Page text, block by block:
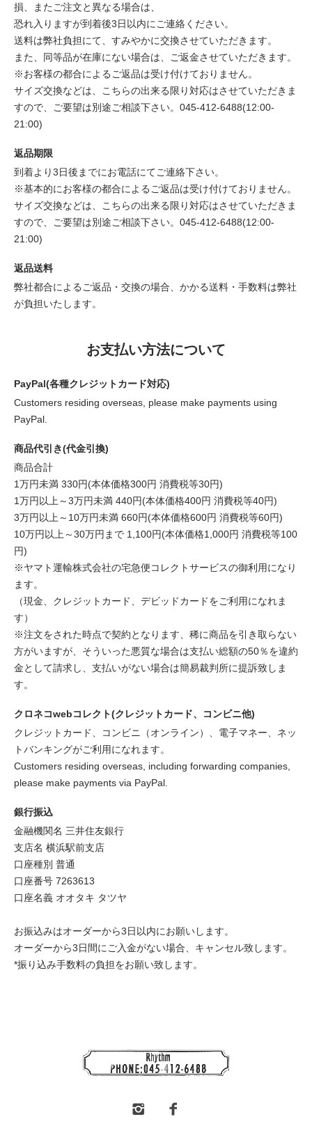
損、またご注文と異なる場合は、
恐れ入りますが到着後3日以内にご連絡ください。
送料は弊社負担にて、すみやかに交換させていただきます。
また、同等品が在庫にない場合は、ご返金させていただきます。
※お客様の都合によるご返品は受け付けておりません。
サイズ交換などは、こちらの出来る限り対応はさせていただきま
すので、ご要望は別途ご相談下さい。045-412-6488(12:00-
21:00)
返品期限
到着より3日後までにお電話にてご連絡下さい。
※基本的にお客様の都合によるご返品は受け付けておりません。
サイズ交換などは、こちらの出来る限り対応はさせていただきま
すので、ご要望は別途ご相談下さい。045-412-6488(12:00-
21:00)
返品送料
弊社都合によるご返品・交換の場合、かかる送料・手数料は弊社
が負担いたします。
お支払い方法について
PayPal(各種クレジットカード対応)
Customers residing overseas, please make payments using
PayPal.
商品代引き(代金引換)
商品合計
1万円未満 330円(本体価格300円 消費税等30円)
1万円以上～3万円未満 440円(本体価格400円 消費税等40円)
3万円以上～10万円未満 660円(本体価格600円 消費税等60円)
10万円以上～30万円まで 1,100円(本体価格1,000円 消費税等100
円)
※ヤマト運輸株式会社の宅急便コレクトサービスの御利用になり
ます。
（現金、クレジットカード、デビッドカードをご利用になれま
す）
※注文をされた時点で契約となります、稀に商品を引き取らない
方がいますが、そういった悪質な場合は支払い総額の50％を違約
金として請求し、支払いがない場合は簡易裁判所に提訴致しま
す。
クロネコwebコレクト(クレジットカード、コンビニ他)
クレジットカード、コンビニ（オンライン）、電子マネー、ネッ
トバンキングがご利用になれます。
Customers residing overseas, including forwarding companies,
please make payments via PayPal.
銀行振込
金融機関名 三井住友銀行
支店名 横浜駅前支店
口座種別 普通
口座番号 7263613
口座名義 オオタキ タツヤ
お振込みはオーダーから3日以内にお願いします。
オーダーから3日間にご入金がない場合、キャンセル致します。
*振り込み手数料の負担をお願い致します。